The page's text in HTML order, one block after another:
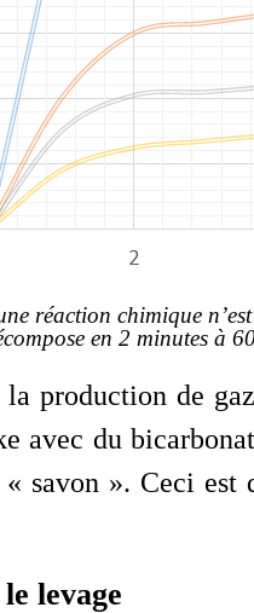
réaction chimique
en 2 minutes à
production de
avec du
savon ». Ceci
levage